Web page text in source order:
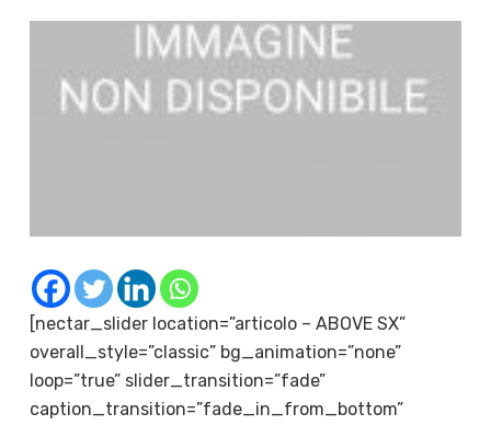
[nectar_slider location=”articolo – ABOVE SX”
overall_style=”classic” bg_animation=”none”
loop=”true” slider_transition=”fade”
caption_transition=”fade_in_from_bottom”